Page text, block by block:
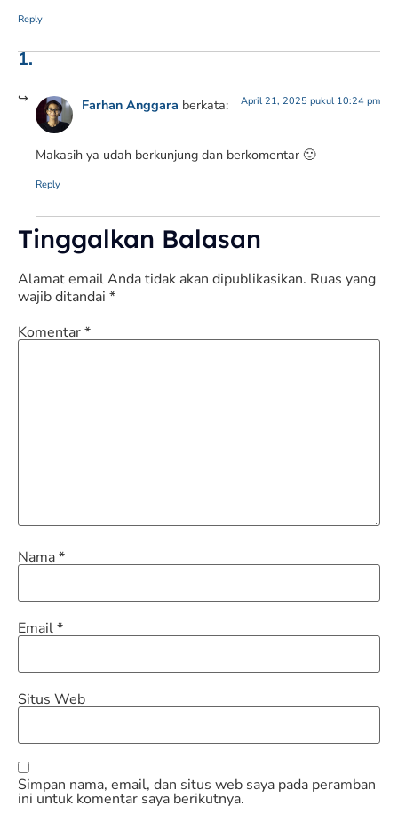
Reply
Farhan Anggara berkata: April 21, 2025 pukul 10:24 pm
Makasih ya udah berkunjung dan berkomentar 🙂
Reply
Tinggalkan Balasan
Alamat email Anda tidak akan dipublikasikan. Ruas yang
wajib ditandai *
Komentar*
Nama*
Email*
Situs Web
Simpan nama, email, dan situs web saya pada peramban
ini untuk komentar saya berikutnya.